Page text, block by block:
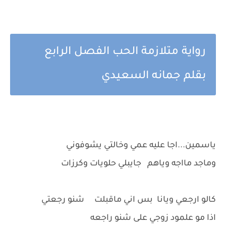
رواية متلازمة الحب الفصل الرابع
بقلم جمانه السعيدي
ياسمين...اجا عليه عمي وخالتي يشوفوني
وماجد مااجه وياهم جايبلي حلويات وكرزات
كالو ارجعي ويانا بس اني ماقبلت شنو رجعتي
اذا مو علمود زوجي على شنو راجعه